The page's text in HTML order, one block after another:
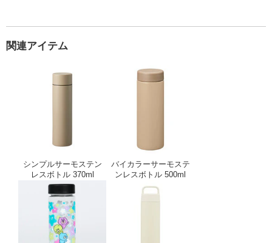
関連アイテム
シンプルサーモステン
レスボトル 370ml
シンプルサーモステンレスボトル 370ml
バイカラーサーモステ
ンレスボトル 500ml
フルカラースリムクリアボトル 500ml